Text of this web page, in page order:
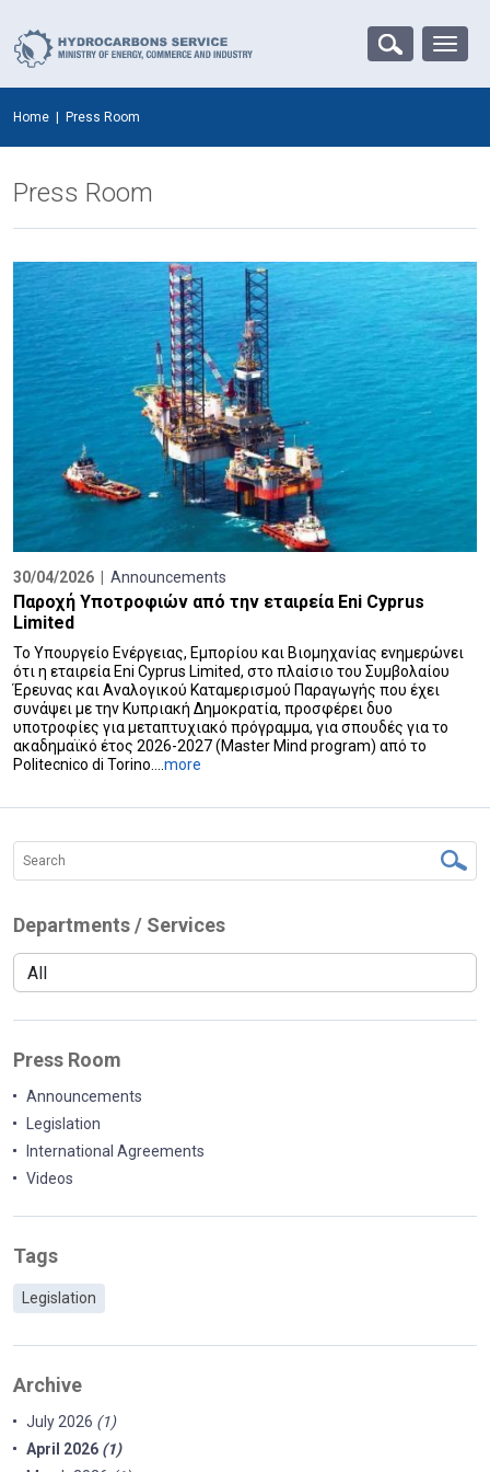
Home Press Room
Press Room
30/04/2026 | Announcements
Παροχή Υποτροφιών από την εταιρεία Eni Cyprus
Limited
Το Υπουργείο Ενέργειας, Εμπορίου και Βιομηχανίας ενημερώνει
ότι η εταιρεία Eni Cyprus Limited, στο πλαίσιο του Συμβολαίου
Έρευνας και Αναλογικού Καταμερισμού Παραγωγής που έχει
συνάψει με την Κυπριακή Δημοκρατία, προσφέρει δυο
υποτροφίες για μεταπτυχιακό πρόγραμμα, για σπουδές για το
ακαδημαϊκό έτος 2026-2027 (Master Mind program) από το
Politecnico di Torino.... more
Departments / Services
Press Room
Announcements
Legislation
International Agreements
Videos
Tags
Legislation
Archive
July 2026 (1)
April 2026 (1)